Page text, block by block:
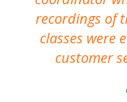
recordings of
classes were
customer